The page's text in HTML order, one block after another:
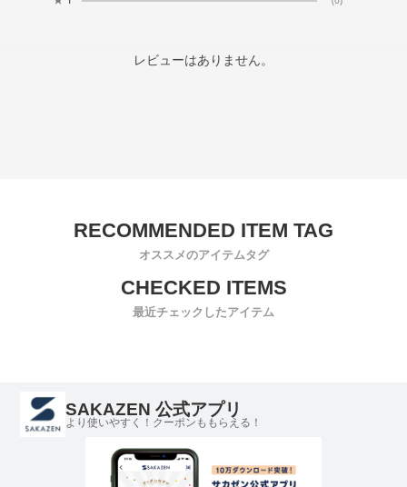
レビューはありません。
オススメのアイテムタグ
最近チェックしたアイテム
SAKAZEN 公式アプリ
より使いやすく！クーポンももらえる！